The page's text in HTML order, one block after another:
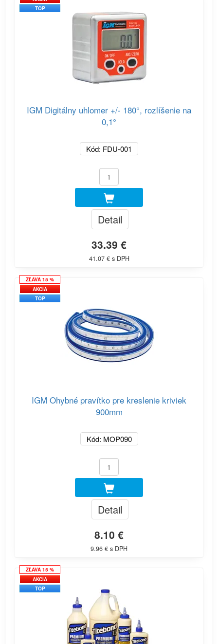
TOP
IGM Digitálny uhlomer +/- 180°, rozlíšenie na
0,1°
Kód: FDU-001
Detail
33.39 €
41.07 € s DPH
ZĽAVA 15 %
AKCIA
TOP
IGM Ohybné pravítko pre kreslenie kriviek
900mm
Kód: MOP090
Detail
8.10 €
9.96 € s DPH
ZĽAVA 15 %
AKCIA
TOP